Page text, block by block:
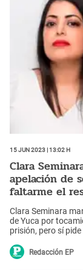
15 Jun 2023 | 13:02 h
Clara
apelación de
faltarme el
Clara Seminara
de Yuca por
prisión, pero sí
Redacción EP